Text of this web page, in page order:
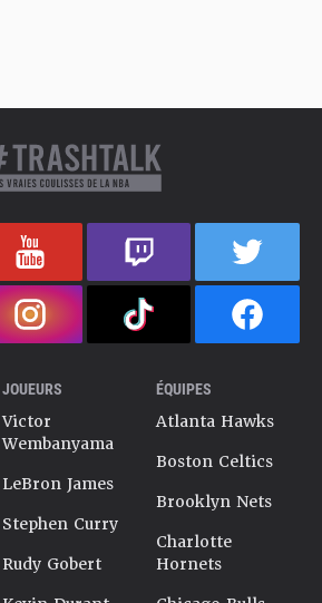
JOUEURS
Victor
Wembanyama
LeBron James
Stephen Curry
Rudy Gobert
ÉQUIPES
Atlanta Hawks
Boston Celtics
Brooklyn Nets
Charlotte
Hornets